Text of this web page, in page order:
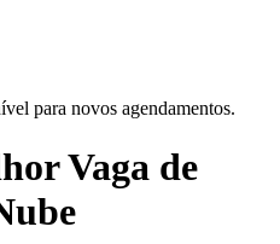
para novos agendamentos.
Vaga de